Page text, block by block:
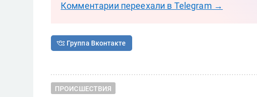
Комментарии переехали в Telegram →
Группа Вконтакте
ПРОИСШЕСТВИЯ